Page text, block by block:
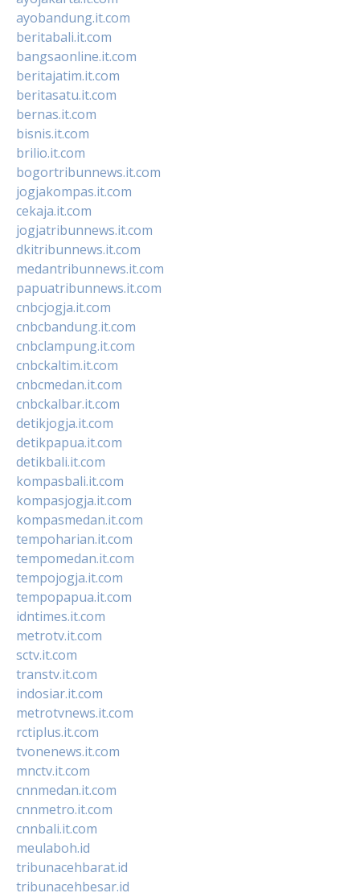
ayobandung.it.com
beritabali.it.com
bangsaonline.it.com
beritajatim.it.com
beritasatu.it.com
bernas.it.com
bisnis.it.com
brilio.it.com
bogortribunnews.it.com
jogjakompas.it.com
cekaja.it.com
jogjatribunnews.it.com
dkitribunnews.it.com
medantribunnews.it.com
papuatribunnews.it.com
cnbcjogja.it.com
cnbcbandung.it.com
cnbclampung.it.com
cnbckaltim.it.com
cnbcmedan.it.com
cnbckalbar.it.com
detikjogja.it.com
detikpapua.it.com
detikbali.it.com
kompasbali.it.com
kompasjogja.it.com
kompasmedan.it.com
tempoharian.it.com
tempomedan.it.com
tempojogja.it.com
tempopapua.it.com
idntimes.it.com
metrotv.it.com
sctv.it.com
transtv.it.com
indosiar.it.com
metrotvnews.it.com
rctiplus.it.com
tvonenews.it.com
mnctv.it.com
cnnmedan.it.com
cnnmetro.it.com
cnnbali.it.com
meulaboh.id
tribunacehbarat.id
tribunacehbesar.id